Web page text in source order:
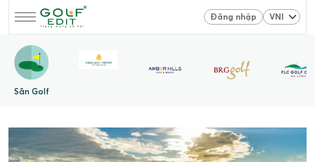
Đăng nhập
Sân Golf